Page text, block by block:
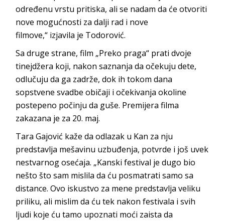
određenu vrstu pritiska, ali se nadam da će otvoriti
nove mogućnosti za dalji rad i nove
filmove,“ izjavila je Todorović.
Sa druge strane, film „Preko praga“ prati dvoje
tinejdžera koji, nakon saznanja da očekuju dete,
odlučuju da ga zadrže, dok ih tokom dana
sopstvene svadbe običaji i očekivanja okoline
postepeno počinju da guše. Premijera filma
zakazana je za 20. maj.
Tara Gajović kaže da odlazak u Kan za nju
predstavlja mešavinu uzbuđenja, potvrde i još uvek
nestvarnog osećaja. „Kanski festival je dugo bio
nešto što sam mislila da ću posmatrati samo sa
distance. Ovo iskustvo za mene predstavlja veliku
priliku, ali mislim da ću tek nakon festivala i svih
ljudi koje ću tamo upoznati moći zaista da